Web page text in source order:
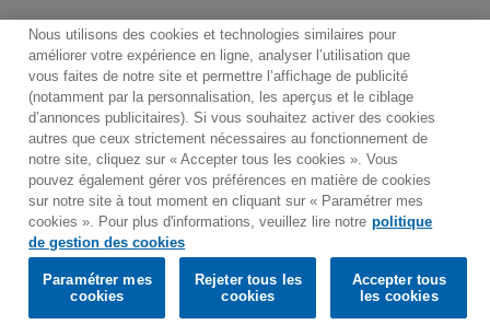
Contact Bulletin
Conditions générales d'utilisation
Politique de traitement des données
Plan du site
Politique de gestion des cookies
Paramétrer mes cookies
© 2025 Parlophone Records Limited. All rights reserved.
Would you prefer to visit our website in English?
Confirm
Nous utilisons des cookies et technologies similaires pour
améliorer votre expérience en ligne, analyser l’utilisation que
vous faites de notre site et permettre l’affichage de publicité
(notamment par la personnalisation, les aperçus et le ciblage
d’annonces publicitaires). Si vous souhaitez activer des cookies
autres que ceux strictement nécessaires au fonctionnement de
notre site, cliquez sur « Accepter tous les cookies ». Vous
pouvez également gérer vos préférences en matière de cookies
sur notre site à tout moment en cliquant sur « Paramétrer mes
cookies ». Pour plus d'informations, veuillez lire notre politique
de gestion des cookies
Paramétrer mes
cookies
Rejeter tous les
cookies
Accepter tous
les cookies